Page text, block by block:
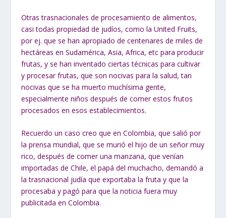
Otras trasnacionales de procesamiento de alimentos,
casi todas propiedad de judíos, como la United Fruits,
por ej. que se han apropiado de centenares de miles de
hectáreas en Sudamérica, Asia, Africa, etc para producir
frutas, y se han inventado ciertas técnicas para cultivar
y procesar frutas, que son nocivas para la salud, tan
nocivas que se ha muerto muchísima gente,
especialmente niños después de comer estos frutos
procesados en esos establecimientos.
Recuerdo un caso creo que en Colombia, que salió por
la prensa mundial, que se murió el hijo de un señor muy
rico, después de comer una manzana, que venían
importadas de Chile, el papá del muchacho, demandó a
la trasnacional judía que exportaba la fruta y que la
procesaba y pagó para que la noticia fuera muy
publicitada en Colombia.